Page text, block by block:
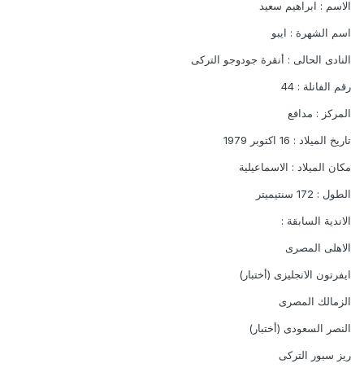
الاسم : ابراهيم سعيد
اسم الشهرة : ايبو
النادى الحالى : أنقرة جودوجو التركى
رقم الفانلة : 44
المركز : مدافع
تاريخ الميلاد : 16 اكتوبر 1979
مكان الميلاد : الاسماعيلية
الطول : 172 سنتيميتر
الاندية السابقة :
الاهلى المصرى
ايفرتون الانجليزى (أختبار)
الزمالك المصرى
النصر السعودى (أختبار)
ريز سبور التركى